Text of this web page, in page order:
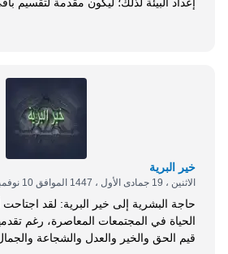
ولكي تنجح الولايات المتحدة الأمريكية
فتن وحروب داخلية طائفية وعرقية،
وإحداث تغييرات سكانية كبيرة؛ فلم يكن
عشرة ملايين سوري، وستة ملايين
تدمير المدن والخدمات، وجعل القتل...
خير البرية
الاثنين ، 19 جمادى الأول ، 1447 الموافق 10 نوفمبر 2025
حاجة البشرية إلى
الحياة في المجتمعات المعاصرة، رغم
قيم الحق والخير والعدل والشجاعة